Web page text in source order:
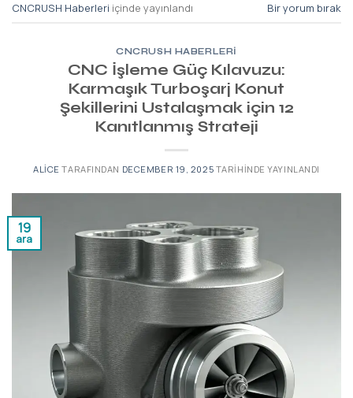
CNCRUSH Haberleri içinde yayınlandı Bir yorum bırak
CNCRUSH HABERLERI
CNC İşleme Güç Kılavuzu:
Karmaşık Turboşarj Konut
Şekillerini Ustalaşmak için 12
Kanıtlanmış Strateji
ALICE TARAFINDAN DECEMBER 19, 2025 TARIHINDE YAYINLANDI
19
ara